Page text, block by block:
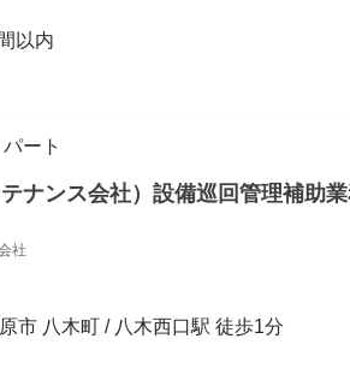
以内
ート
ナンス会社）設備巡回管理補助
社
市 八木町 / 八木西口駅 徒歩1分